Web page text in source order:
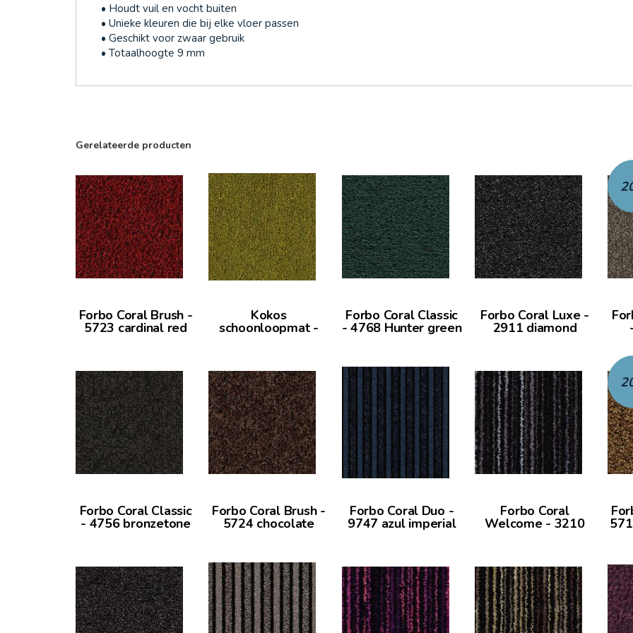
• Houdt vuil en vocht buiten
• Unieke kleuren die bij elke vloer passen
• Geschikt voor zwaar gebruik
• Totaalhoogte 9 mm
Gerelateerde producten
Forbo Coral Brush -
5723 cardinal red
Kokos
schoonloopmat -
Forbo Coral Classic
- 4768 Hunter green
Forbo Coral Luxe -
2911 diamond
Forbo Coral Classic
- 4756 bronzetone
Forbo Coral Brush -
5724 chocolate
Forbo Coral Duo -
9747 azul imperial
Forbo Coral
Welcome - 3210